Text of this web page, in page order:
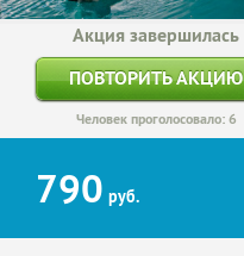
Акция завершилась
ПОВТОРИТЬ АКЦИЮ
Человек проголосовало: 6
790 руб.